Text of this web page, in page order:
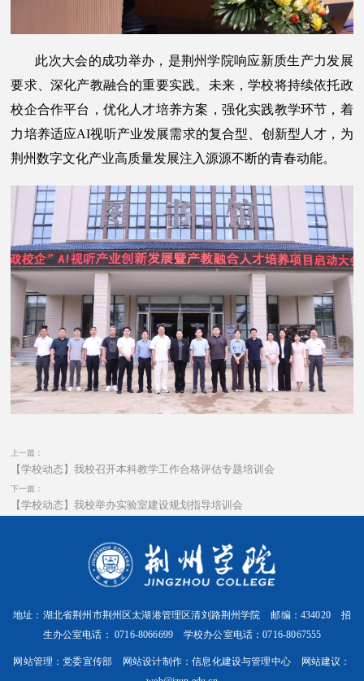
此次大会的成功举办，是荆州学院响应新质生产力发展
要求、深化产教融合的重要实践。未来，学校将持续依托政
校企合作平台，优化人才培养方案，强化实践教学环节，着
力培养适应AI视听产业发展需求的复合型、创新型人才，为
荆州数字文化产业高质量发展注入源源不断的青春动能。
上一篇：
【学校动态】我校召开本科教学工作合格评估专题培训会
下一篇：
【学校动态】我校举办实验室建设规划指导培训会
地址：湖北省荆州市荆州区太湖港管理区清刘路荆州学院 邮编：434020 招
生办公室电话： 0716-8066699 学校办公室电话：0716-8067555
网站管理：党委宣传部 网站设计制作：信息化建设与管理中心 网站建议：